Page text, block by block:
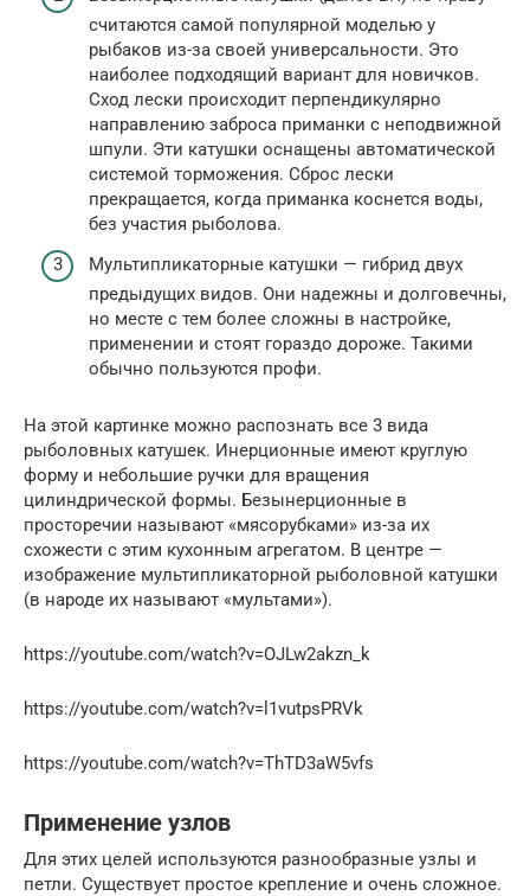
считаются самой популярной моделью у
рыбаков из-за своей универсальности. Это
наиболее подходящий вариант для новичков.
Сход лески происходит перпендикулярно
направлению заброса приманки с неподвижной
шпули. Эти катушки оснащены автоматической
системой торможения. Сброс лески
прекращается, когда приманка коснется воды,
без участия рыболова.
Мультипликаторные катушки — гибрид двух
предыдущих видов. Они надежны и долговечны,
но месте с тем более сложны в настройке,
применении и стоят гораздо дороже. Такими
обычно пользуются профи.
На этой картинке можно распознать все 3 вида
рыболовных катушек. Инерционные имеют круглую
форму и небольшие ручки для вращения
цилиндрической формы. Безынерционные в
просторечии называют «мясорубками» из-за их
схожести с этим кухонным агрегатом. В центре —
изображение мультипликаторной рыболовной катушки
(в народе их называют «мультами»).
https://youtube.com/watch?v=OJLw2akzn_k
https://youtube.com/watch?v=l1vutpsPRVk
https://youtube.com/watch?v=ThTD3aW5vfs
Применение узлов
Для этих целей используются разнообразные узлы и
петли. Существует простое крепление и очень сложное.